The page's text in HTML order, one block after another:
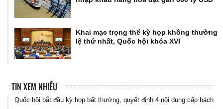
Khai mạc trọng thể kỳ họp không thường
lệ thứ nhất, Quốc hội khóa XVI
TIN XEM NHIỀU
Quốc hội bắt đầu kỳ họp bất thường, quyết định 4 nội dung cấp bách